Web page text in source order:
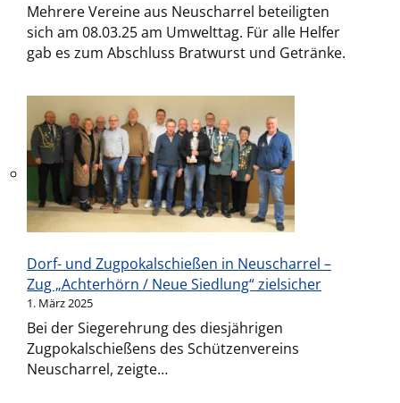
Mehrere Vereine aus Neuscharrel beteiligten
sich am 08.03.25 am Umwelttag. Für alle Helfer
gab es zum Abschluss Bratwurst und Getränke.
Dorf- und Zugpokalschießen in Neuscharrel –
Zug „Achterhörn / Neue Siedlung“ zielsicher
1. März 2025
Bei der Siegerehrung des diesjährigen
Zugpokalschießens des Schützenvereins
Neuscharrel, zeigte…